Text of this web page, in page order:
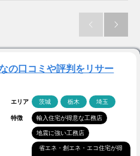
 
の口コミや評判をリサー
エリア 茨城 栃木 埼玉
特徴 輸入住宅が得意な工務店
地震に強い工務店
省エネ・創エネ・エコ住宅が得